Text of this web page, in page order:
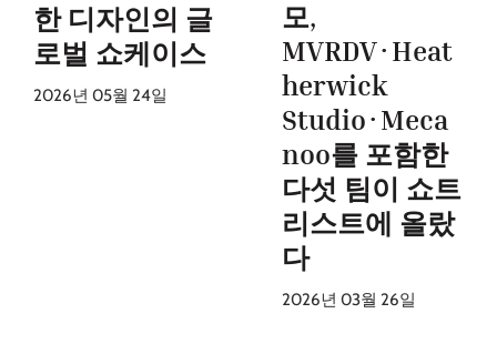
한 디자인의 글
로벌 쇼케이스
2026년 05월 24일
모,
MVRDV·Heat
herwick
Studio·Meca
noo를 포함한
다섯 팀이 쇼트
리스트에 올랐
다
2026년 03월 26일